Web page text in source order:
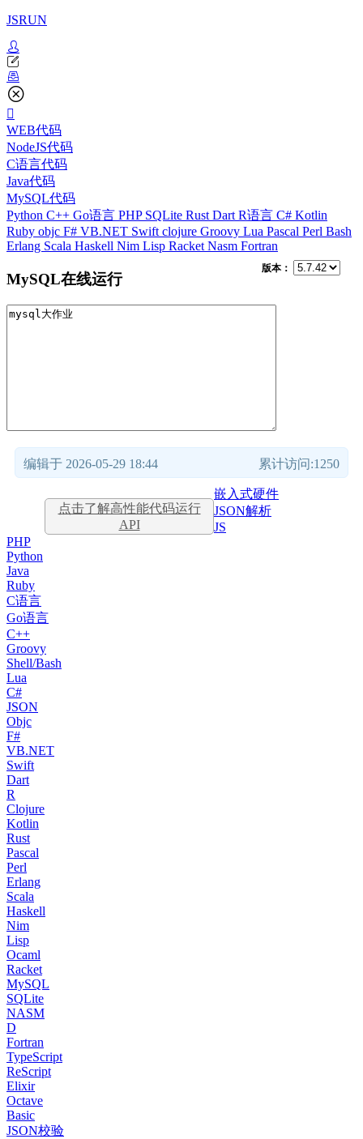
JSRUN
WEB代码
NodeJS代码
C语言代码
Java代码
MySQL代码
Python C++ Go语言 PHP SQLite Rust Dart R语言 C# Kotlin
Ruby objc F# VB.NET Swift clojure Groovy Lua Pascal Perl Bash
Erlang Scala Haskell Nim Lisp Racket Nasm Fortran
MySQL在线运行
版本：
编辑于 2026-05-29 18:44 累计访问:1250
点击了解高性能代码运行
API
嵌入式硬件
JSON解析
JS
PHP
Python
Java
Ruby
C语言
Go语言
C++
Groovy
Shell/Bash
Lua
C#
JSON
Objc
F#
VB.NET
Swift
Dart
R
Clojure
Kotlin
Rust
Pascal
Perl
Erlang
Scala
Haskell
Nim
Lisp
Ocaml
Racket
MySQL
SQLite
NASM
D
Fortran
TypeScript
ReScript
Elixir
Octave
Basic
JSON校验